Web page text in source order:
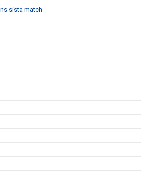
sista match